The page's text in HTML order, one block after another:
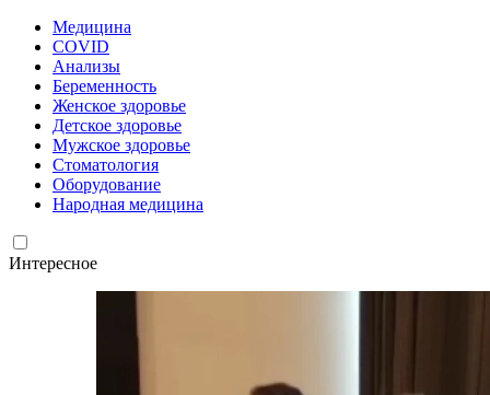
Медицина
COVID
Анализы
Беременность
Женское здоровье
Детское здоровье
Мужское здоровье
Стоматология
Оборудование
Народная медицина
Интересное